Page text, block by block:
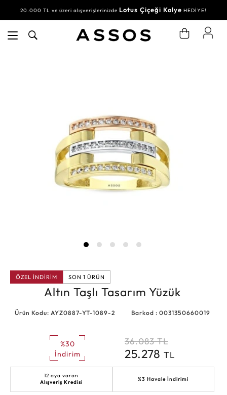
20.000 TL ve üzeri alışverişlerinizde Lotus Çiçeği Kolye HEDİYE!
ÖZEL İNDİRİM SON 1 ÜRÜN
Altın Taşlı Tasarım Yüzük
Ürün Kodu: AYZ0887-YT-1089-2 Barkod : 0031350660019
%30
İndirim
36.083 TL
25.278 TL
12 aya varan
Alışveriş Kredisi
%3 Havale İndirimi